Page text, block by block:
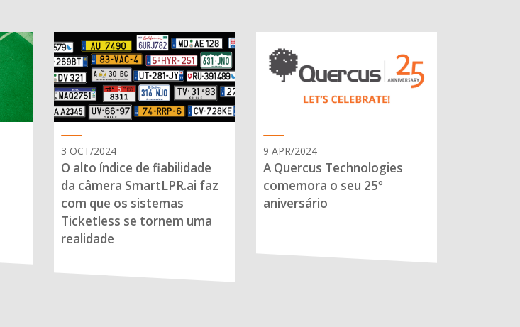
3 OCT/2024
O alto índice de fiabilidade
da câmera SmartLPR.ai faz
com que os sistemas
Ticketless se tornem uma
realidade
9 APR/2024
A Quercus Technologies
comemora o seu 25º
aniversário